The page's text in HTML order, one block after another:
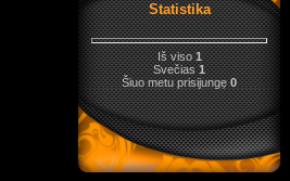
Statistika
Iš viso1
Svečias1
Šiuo metu prisijungę0